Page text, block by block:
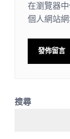
在瀏覽器
個人網站
搜尋